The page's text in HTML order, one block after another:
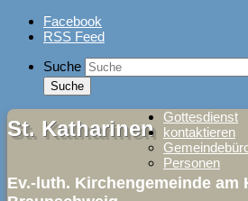
Skip
Facebook
RSS Feed
Suche
St. Katharinen
Ev.-luth. Kirchengemeinde am
Gottesdienst
kontaktieren
Personen